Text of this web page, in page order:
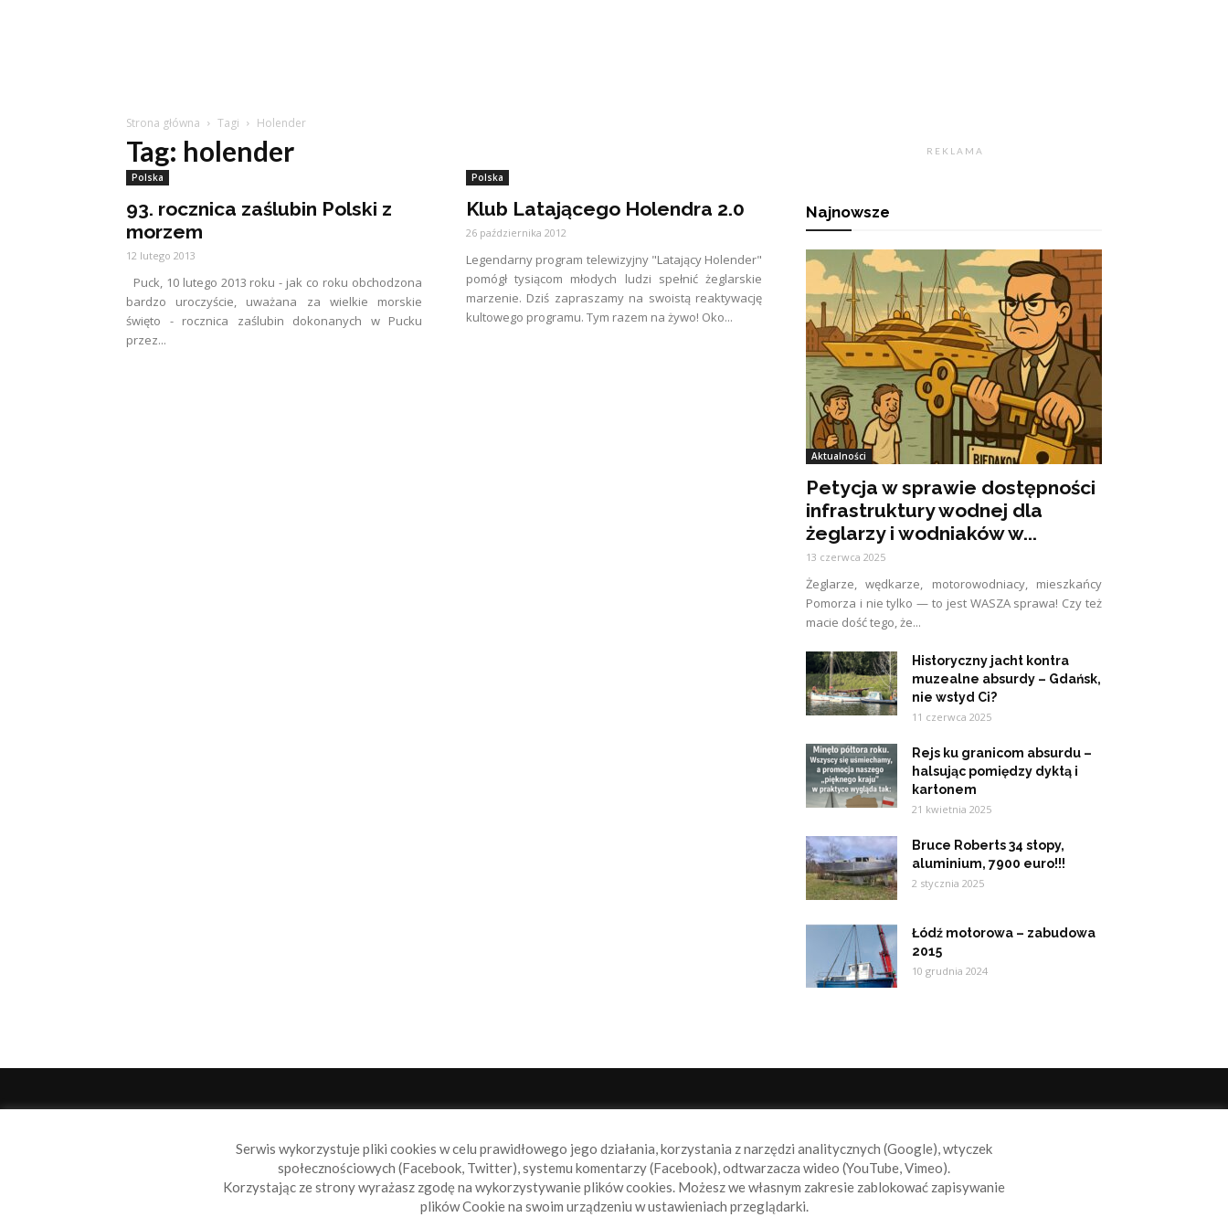
Strona główna Tagi Holender
Tag: holender
Polska
93. rocznica zaślubin Polski z
morzem
12 lutego 2013
Puck, 10 lutego 2013 roku - jak co roku obchodzona
bardzo uroczyście, uważana za wielkie morskie
święto - rocznica zaślubin dokonanych w Pucku
przez...
Polska
Klub Latającego Holendra 2.0
26 października 2012
Legendarny program telewizyjny "Latający Holender"
pomógł tysiącom młodych ludzi spełnić żeglarskie
marzenie. Dziś zapraszamy na swoistą reaktywację
kultowego programu. Tym razem na żywo! Oko...
R E K L A M A
Najnowsze
Aktualności
Petycja w sprawie dostępności
infrastruktury wodnej dla
żeglarzy i wodniaków w...
13 czerwca 2025
Żeglarze, wędkarze, motorowodniacy, mieszkańcy
Pomorza i nie tylko — to jest WASZA sprawa! Czy też
macie dość tego, że...
Historyczny jacht kontra
muzealne absurdy – Gdańsk,
nie wstyd Ci?
11 czerwca 2025
Rejs ku granicom absurdu –
halsując pomiędzy dyktą i
kartonem
21 kwietnia 2025
Bruce Roberts 34 stopy,
aluminium, 7900 euro!!!
2 stycznia 2025
Łódź motorowa – zabudowa
2015
10 grudnia 2024
Sailbook.pl to miejsce dla wszystkich, którzy szukają aktualnych
wiadomości ze świata żeglarstwa, świata motorowodniactwa i
nie tylko.
Serwis wykorzystuje pliki cookies w celu prawidłowego jego działania, korzystania z narzędzi analitycznych (Google), wtyczek
społecznościowych (Facebook, Twitter), systemu komentarzy (Facebook), odtwarzacza wideo (YouTube, Vimeo).
Korzystając ze strony wyrażasz zgodę na wykorzystywanie plików cookies. Możesz we własnym zakresie zablokować zapisywanie
plików Cookie na swoim urządzeniu w ustawieniach przeglądarki.